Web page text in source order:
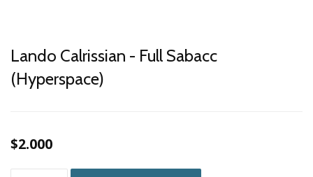
Lando Calrissian - Full Sabacc
(Hyperspace)
$2.000